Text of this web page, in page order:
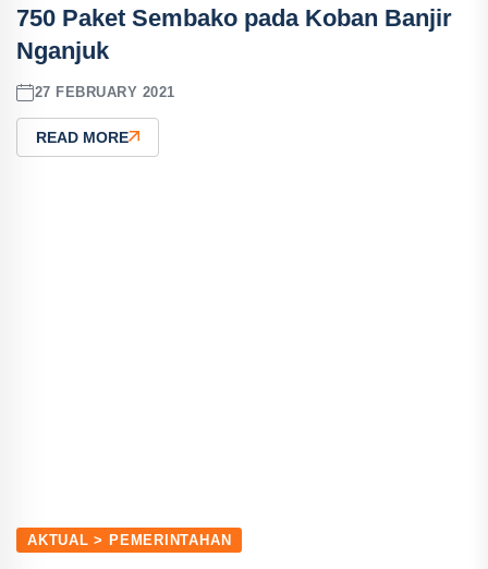
750 Paket Sembako pada Koban Banjir
Nganjuk
27 FEBRUARY 2021
READ MORE
AKTUAL > PEMERINTAHAN